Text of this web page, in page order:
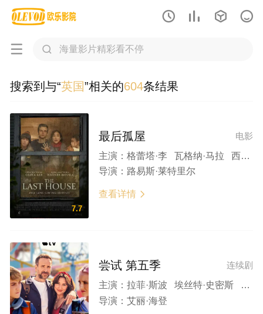
   
 
搜索到与“英国”相关的604条结果
7.7
电影
最后孤屋
主演： 格蕾塔·李 瓦格纳·马拉 西德·爱德华兹 刘易斯·古迪 奥黛丽·安德森
导演： 路易斯·莱特里尔
查看详情 
连续剧
尝试 第五季
主演： 拉菲·斯波 埃丝特·史密斯 达伦·博伊德 珊·布鲁克 夏洛特·莱利 西莉亚·伊姆里
导演： 艾丽·海登